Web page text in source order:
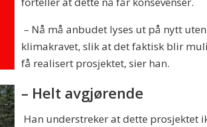
– Nå må anbudet lyses ut på nytt
klimakravet, slik at det faktisk blir
få realisert prosjektet, sier han.
– Helt avgjørende
Han understreker at dette prosjektet